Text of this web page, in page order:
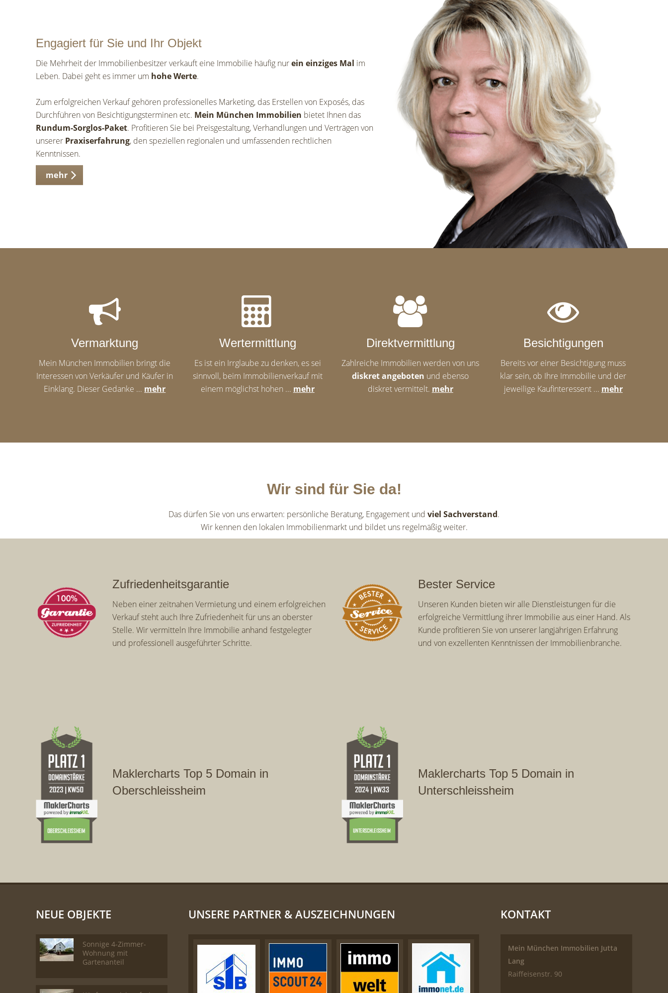
Engagiert für Sie und Ihr Objekt
Die Mehrheit der Immobilienbesitzer verkauft eine Immobilie häufig nurein einziges Mal im
Leben. Dabei geht es immer um hohe Werte.
Zum erfolgreichen Verkauf gehören professionelles Marketing, das Erstellen von Exposés, das
Durchführen von Besichtigungsterminen etc. Mein München Immobilien bietet Ihnen das
Rundum-Sorglos-Paket. Profitieren Sie bei Preisgestaltung, Verhandlungen und Verträgen von
unserer Praxiserfahrung, den speziellen regionalen und umfassenden rechtlichen
Kenntnissen.
mehr
Vermarktung
Mein München Immobilien bringt die
Interessen von Verkäufer und Käufer in
Einklang. Dieser Gedanke ... mehr
Wertermittlung
Es ist ein Irrglaube zu denken, es sei
sinnvoll, beim Immobilienverkauf mit
einem möglichst hohen ... mehr
Direktvermittlung
Zahlreiche Immobilien werden von uns
diskret angeboten und ebenso
diskret vermittelt. mehr
Besichtigungen
Bereits vor einer Besichtigung muss
klar sein, ob Ihre Immobilie und der
jeweilige Kaufinteressent ... mehr
Wir sind für Sie da!
Das dürfen Sie von uns erwarten: persönliche Beratung, Engagement und viel Sachverstand.
Wir kennen den lokalen Immobilienmarkt und bildet uns regelmäßig weiter.
Zufriedenheitsgarantie
Neben einer zeitnahen Vermietung und einem erfolgreichen
Verkauf steht auch Ihre Zufriedenheit für uns an oberster
Stelle. Wir vermitteln Ihre Immobilie anhand festgelegter
und professionell ausgeführter Schritte.
Bester Service
Unseren Kunden bieten wir alle Dienstleistungen für die
erfolgreiche Vermittlung ihrer Immobilie aus einer Hand. Als
Kunde profitieren Sie von unserer langjährigen Erfahrung
und von exzellenten Kenntnissen der Immobilienbranche.
Maklercharts Top 5 Domain in
Oberschleissheim
Maklercharts Top 5 Domain in
Unterschleissheim
NEUE OBJEKTE
Sonnige 4-Zimmer-
Wohnung mit
Gartenanteil
UNSERE PARTNER & AUSZEICHNUNGEN KONTAKT
Mein München Immobilien Jutta
Lang
Raiffeisenstr. 90